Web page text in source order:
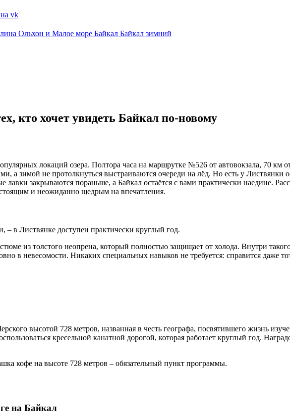
Ольхон и Малое море Байкал Байкал зимний
кто хочет увидеть Байкал по-новому
локаций озера. Полтора часа на маршрутке №526 от автовокзала, 70 км
а зимой не протолкнуться выстраиваются очереди на лёд. Но есть у Листвянки
закрываются пораньше, а Байкал остаётся с вами практически наедине.
и неожиданно щедрым на впечатления.
в Листвянке доступен практически круглый год.
из толстого неопрена, который полностью защищает от холода. Внутри
в невесомости. Никаких специальных навыков не требуется: справится даже
высотой 728 метров, названная в честь географа, посвятившего жизнь
кресельной канатной дорогой, которая работает круглый год.
кофе на высоте 728 метров – обязательный пункт программы.
на Байкал